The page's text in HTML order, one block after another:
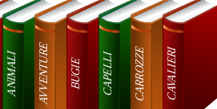
ANIMALI AVVENTURE BUGIE CAPELLI CARROZZE CAVALIERI